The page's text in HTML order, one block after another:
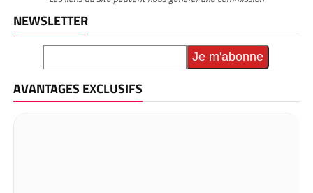
NEWSLETTER
AVANTAGES EXCLUSIFS